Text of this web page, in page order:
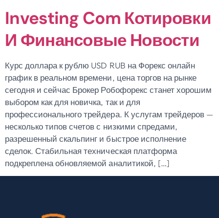
Investing Com Котировки
И Финансовые Новости
Курс доллара к рублю USD RUB на Форекс онлайн
график в реальном времени, цена торгов на рынке
сегодня и сейчас Брокер Робофорекс станет хорошим
выбором как для новичка, так и для
профессионального трейдера. К услугам трейдеров —
несколько типов счетов с низкими спредами,
разрешенный скальпинг и быстрое исполнение
сделок. Стабильная техническая платформа
подкреплена обновляемой аналитикой, […]